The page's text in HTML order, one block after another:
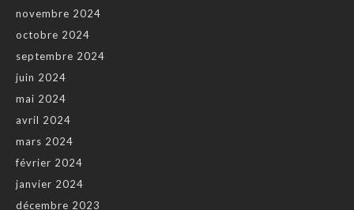
novembre 2024
octobre 2024
septembre 2024
juin 2024
mai 2024
avril 2024
mars 2024
février 2024
janvier 2024
décembre 2023